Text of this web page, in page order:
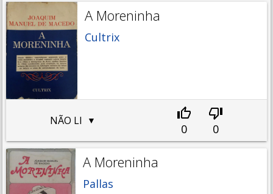
A Moreninha
Cultrix
NÃO LI
0 0
A Moreninha
Pallas